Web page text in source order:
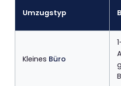
Umzugstyp
Kleines Büro